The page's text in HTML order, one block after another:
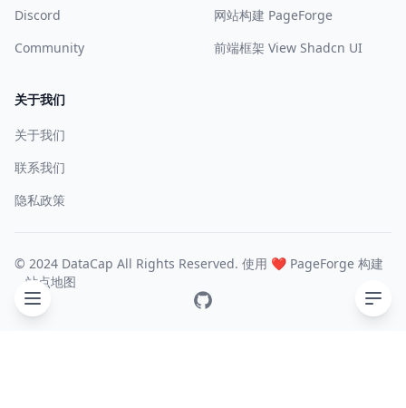
Discord
Community
网站构建 PageForge
前端框架 View Shadcn UI
关于我们
关于我们
联系我们
隐私政策
© 2024 DataCap All Rights Reserved. 使用 ❤️ PageForge 构建
站点地图